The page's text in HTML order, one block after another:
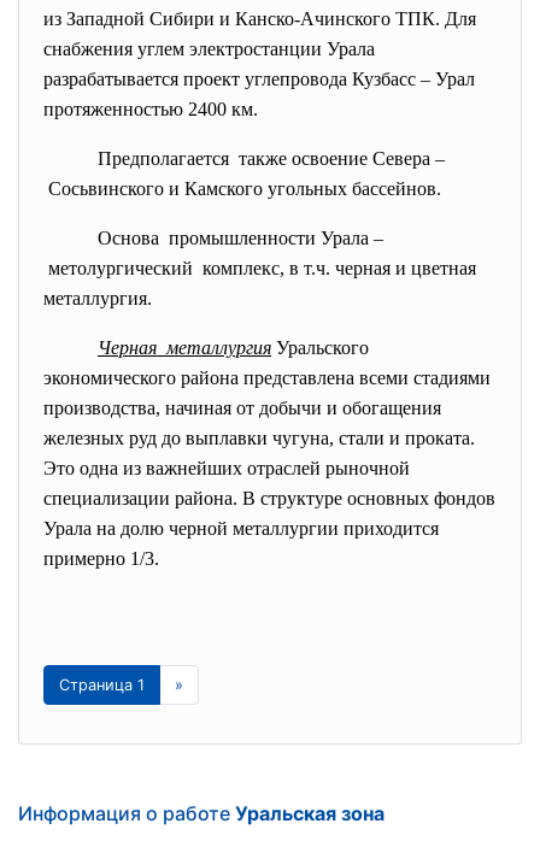
из Западной Сибири и Канско-Ачинского ТПК. Для
снабжения углем электростанции Урала
разрабатывается проект углепровода Кузбасс – Урал
протяженностью 2400 км.
Предполагается также освоение Севера –
Сосьвинского и Камского угольных бассейнов.
Основа промышленности Урала –
метолургический комплекс, в т.ч. черная и цветная
металлургия.
Черная металлургия Уральского
экономического района представлена всеми стадиями
производства, начиная от добычи и обогащения
железных руд до выплавки чугуна, стали и проката.
Это одна из важнейших отраслей рыночной
специализации района. В структуре основных фондов
Урала на долю черной металлургии приходится
примерно 1/3.
Страница 1 »
Информация о работе Уральская зона